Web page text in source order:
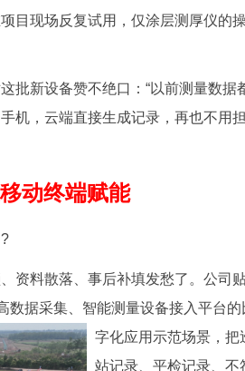
目现场反复试用，仅涂层测厚仪的
新设备赞不绝口：“以前测量数据
机，云端直接生成记录，再也不用
动终端赋能
料散落、事后补填发愁了。公司
数据采集、智能测量设备接入平台
字化应用示范场景，把
站记录、平检记录、不